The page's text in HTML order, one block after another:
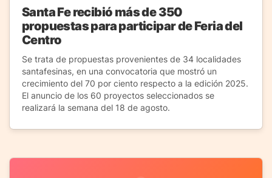
Santa Fe recibió más de 350
propuestas para participar de Feria del
Centro
Se trata de propuestas provenientes de 34 localidades
santafesinas, en una convocatoria que mostró un
crecimiento del 70 por ciento respecto a la edición 2025.
El anuncio de los 60 proyectos seleccionados se
realizará la semana del 18 de agosto.